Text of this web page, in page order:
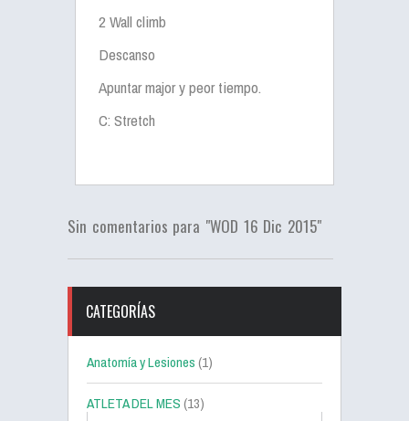
2 Wall climb
Descanso
Apuntar major y peor tiempo.
C: Stretch
Sin comentarios para "WOD 16 Dic 2015"
CATEGORÍAS
Anatomía y Lesiones(1)
ATLETA DEL MES(13)